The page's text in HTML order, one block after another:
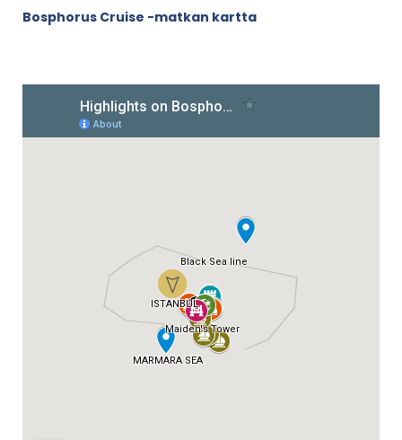
Bosphorus Cruise -matkan kartta